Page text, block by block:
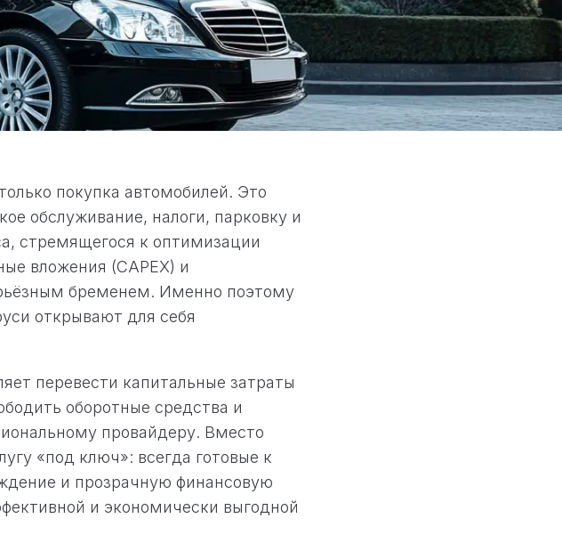
покупка автомобилей. Это
обслуживание, налоги, парковку и
стремящегося к оптимизации
вложения (CAPEX) и
бременем. Именно поэтому
открывают для себя
перевести капитальные затраты
оборотные средства и
провайдеру. Вместо
«под ключ»: всегда готовые к
и прозрачную финансовую
и экономически выгодной